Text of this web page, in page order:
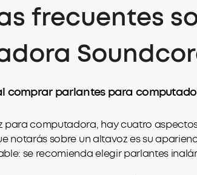
frecuentes
comprar parlantes para
para computadora, hay cuatro
notarás sobre un altavoz es su
se recomienda elegir parlantes